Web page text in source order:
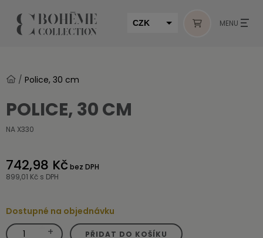
CZK MENU
/ Police, 30 cm
POLICE, 30 CM
NA X330
742,98 Kč bez DPH
899,01 Kč s DPH
Dostupné na objednávku
Police, + PŘIDAT DO KOŠÍKU